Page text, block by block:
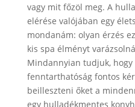
vagy mit főzöl meg. A
elérése valójában egy
mondanám: olyan érzés
kis spa élményt
Mindannyian tudjuk, hogy
fenntarthatóság fontos
beilleszteni őket a
egy hulladékmentes